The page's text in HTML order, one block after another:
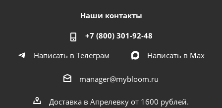
Наши контакты
+7 (800) 301-92-48
Написать в Телеграм
Написать в Мах
manager@mybloom.ru
Доставка в Апрелевку от 1600 рублей.